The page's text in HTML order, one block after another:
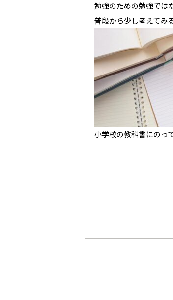
勉強のための勉強では
普段から少し考えてみ
小学校の教科書にのっ